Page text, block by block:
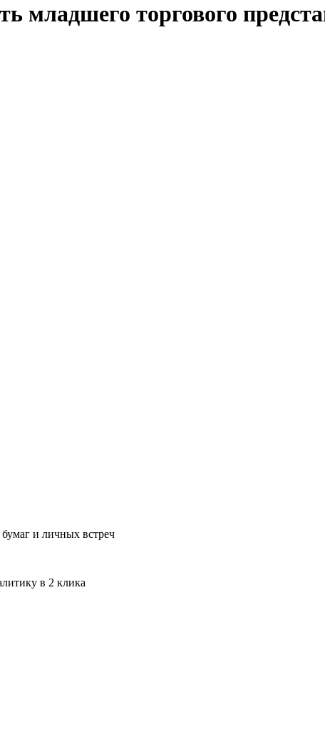
младшего торгового
и личных встреч
в 2 клика